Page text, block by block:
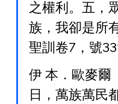
之權利。五，
族，我卻是所
聖訓卷7，號
伊 本．歐麥爾
日，萬族萬民